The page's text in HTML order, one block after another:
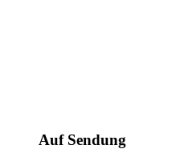
Auf Sendung